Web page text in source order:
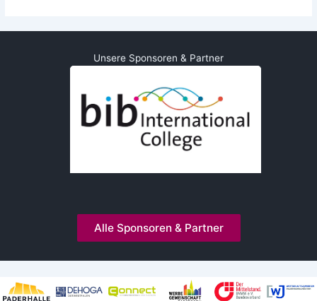
Unsere Sponsoren & Partner
Alle Sponsoren & Partner